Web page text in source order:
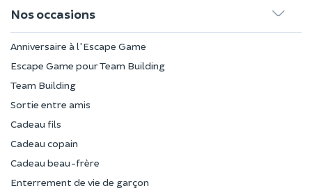
Nos occasions
Anniversaire à l'Escape Game
Escape Game pour Team Building
Team Building
Sortie entre amis
Cadeau fils
Cadeau copain
Cadeau beau-frère
Enterrement de vie de garçon